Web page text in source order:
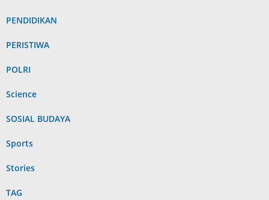
PENDIDIKAN
PERISTIWA
POLRI
Science
SOSIAL BUDAYA
Sports
Stories
TAG